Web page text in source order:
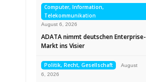
Computer, Information,
Telekommunikation
August 6, 2026
ADATA nimmt deutschen Enterprise-
Markt ins Visier
Politik, Recht, Gesellschaft
August
6, 2026